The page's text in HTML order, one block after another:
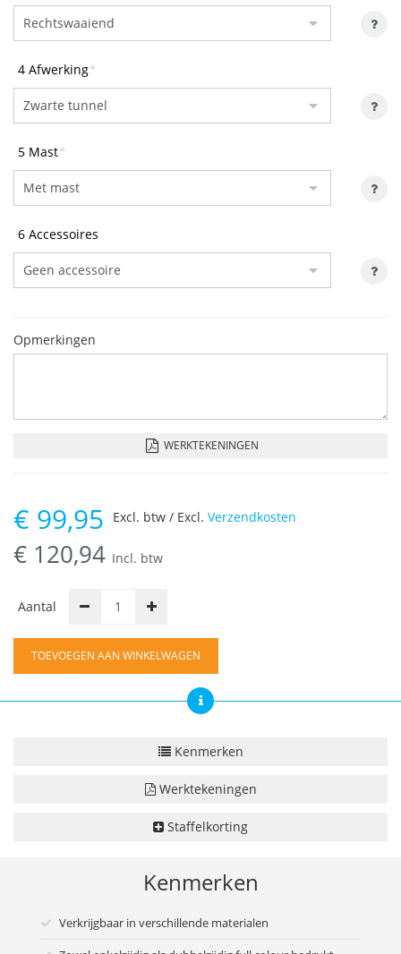
4 Afwerking*
5 Mast*
6 Accessoires
Opmerkingen
WERKTEKENINGEN
€ 99,95
€ 120,94 Incl. btw
Excl. btw / Excl. Verzendkosten
Aantal
TOEVOEGEN AAN WINKELWAGEN
Kenmerken
Werktekeningen
Staffelkorting
Kenmerken
Verkrijgbaar in verschillende materialen